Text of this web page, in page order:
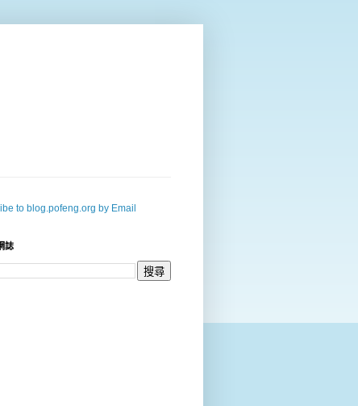
to blog.pofeng.org by Email
誌